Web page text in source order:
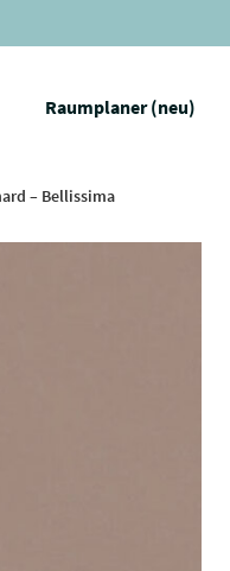
Raumplaner (neu)
– Bellissima